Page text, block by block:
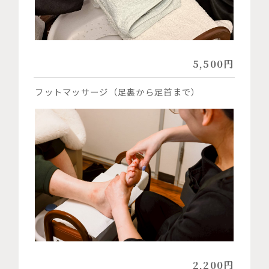
5,500円
フットマッサージ（足裏から足首まで）
2,200円